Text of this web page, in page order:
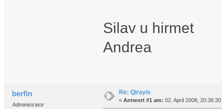
Silav u hirmet
Andrea
berfin
Administrator
Re: Qirayis
« Antwort #1 am: 02. April 2008, 20:36:30